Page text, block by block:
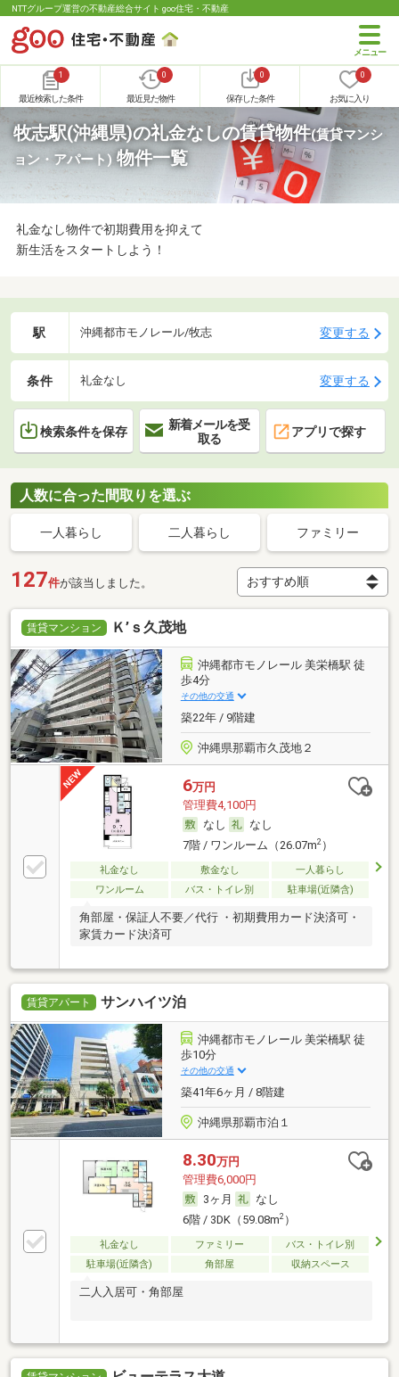
NTTグループ運営の不動産総合サイト goo住宅・不動産
1
最近検索した条件
0
最近見た物件
0
保存した条件
0
お気に入り
牧志駅(沖縄県)の礼金なしの賃貸物件(賃貸マンシ
ョン・アパート) 物件一覧
礼金なし物件で初期費用を抑えて
新生活をスタートしよう！
駅 沖縄都市モノレール/牧志 変更する
条件 礼金なし 変更する
検索条件を保存
新着メールを受
取る
アプリで探す
人数に合った間取りを選ぶ
一人暮らし 二人暮らし ファミリー
127件が該当しました。
賃貸マンション Ｋ’ｓ久茂地
沖縄都市モノレール 美栄橋駅 徒
歩4分
その他の交通
築22年 / 9階建
沖縄県那覇市久茂地２
6万円
管理費4,100円
なし
なし
7階 / ワンルーム（26.07m2）
礼金なし 敷金なし
一人暮らし
ワンルーム
バス・トイレ別 駐車場(近隣含)
角部屋・保証人不要／代行 ・初期費用カード決済可・
家賃カード決済可
賃貸アパート サンハイツ泊
沖縄都市モノレール 美栄橋駅 徒
歩10分
その他の交通
築41年6ヶ月 / 8階建
沖縄県那覇市泊１
8.30万円
管理費6,000円
3ヶ月
なし
6階 / 3DK（59.08m2）
礼金なし ファミリー
バス・トイレ別
駐車場(近隣含)
角部屋 収納スペース
二人入居可・角部屋